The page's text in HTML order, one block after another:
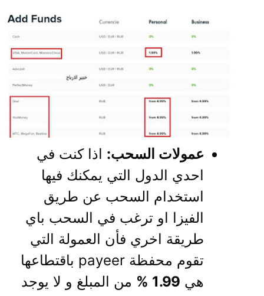
عمولات السحب:اذا كنت في
احدي الدول التي يمكنك فيها
استخدام السحب عن طريق
الفيزا او ترغب في السحب باي
طريقة اخري فأن العمولة التي
تقوم محفظة payeer باقتطاعها
هي 1.99 %
من المبلغ و لا يوجد